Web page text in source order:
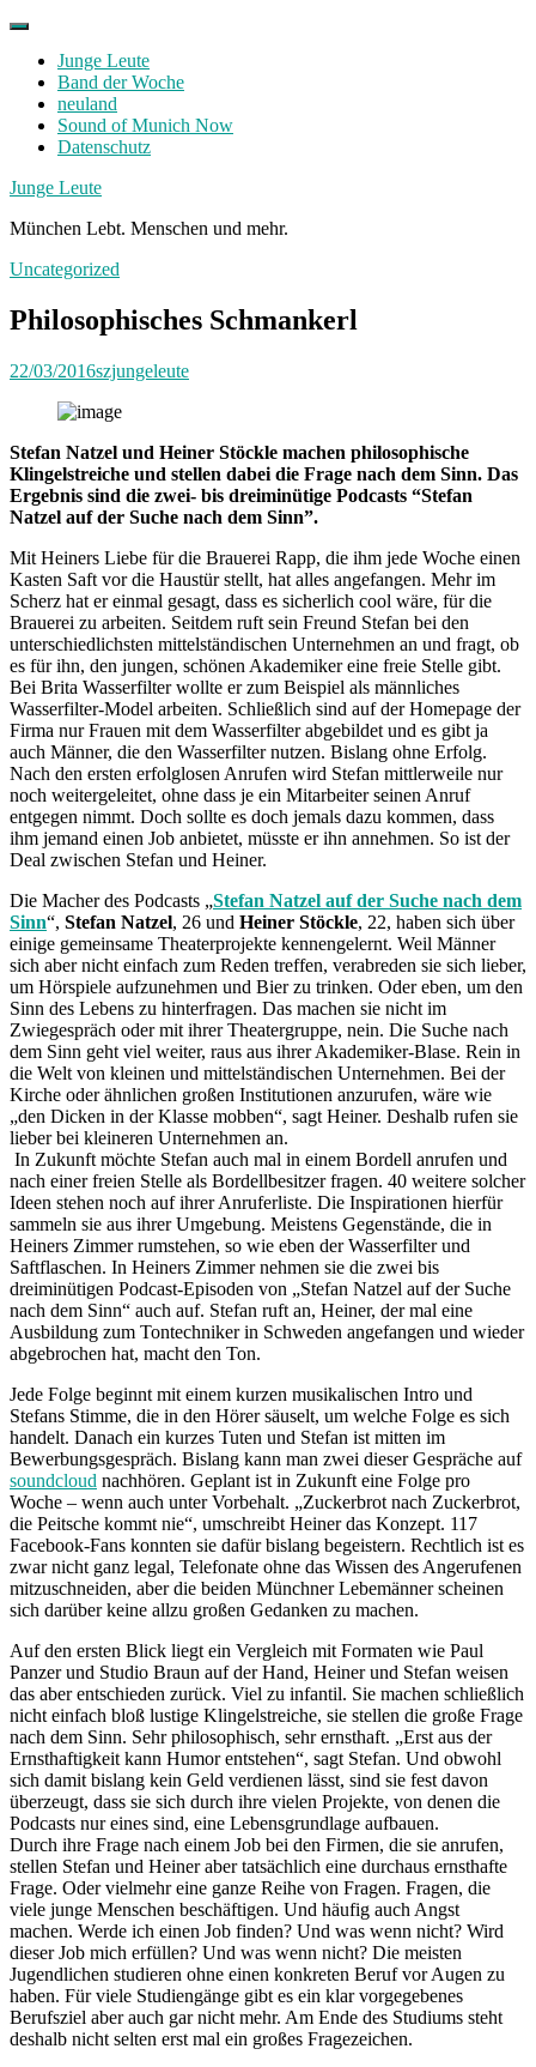
Skip
contentJunge Leute
Band der Woche
neuland
Sound of Munich Now
Datenschutz
Facebook
Twitter
Instagram
Junge Leute
München Lebt. Menschen und mehr.
Uncategorized
Philosophisches Schmankerl
22/03/2016szjungeleute
Stefan Natzel und Heiner Stöckle machen philosophische
Klingelstreiche und stellen dabei die Frage nach dem Sinn. Das
Ergebnis sind die zwei- bis dreiminütige Podcasts “Stefan
Natzel auf der Suche nach dem Sinn”.
Mit Heiners Liebe für die Brauerei Rapp, die ihm jede Woche einen
Kasten Saft vor die Haustür stellt, hat alles angefangen. Mehr im
Scherz hat er einmal gesagt, dass es sicherlich cool wäre, für die
Brauerei zu arbeiten. Seitdem ruft sein Freund Stefan bei den
unterschiedlichsten mittelständischen Unternehmen an und fragt, ob
es für ihn, den jungen, schönen Akademiker eine freie Stelle gibt.
Bei Brita Wasserfilter wollte er zum Beispiel als männliches
Wasserfilter-Model arbeiten. Schließlich sind auf der Homepage der
Firma nur Frauen mit dem Wasserfilter abgebildet und es gibt ja
auch Männer, die den Wasserfilter nutzen. Bislang ohne Erfolg.
Nach den ersten erfolglosen Anrufen wird Stefan mittlerweile nur
noch weitergeleitet, ohne dass je ein Mitarbeiter seinen Anruf
entgegen nimmt. Doch sollte es doch jemals dazu kommen, dass
ihm jemand einen Job anbietet, müsste er ihn annehmen. So ist der
Deal zwischen Stefan und Heiner.
Die Macher des Podcasts „Stefan Natzel auf der Suche nach dem
Sinn“, Stefan Natzel, 26 und Heiner Stöckle, 22, haben sich über
einige gemeinsame Theaterprojekte kennengelernt. Weil Männer
sich aber nicht einfach zum Reden treffen, verabreden sie sich lieber,
um Hörspiele aufzunehmen und Bier zu trinken. Oder eben, um den
Sinn des Lebens zu hinterfragen. Das machen sie nicht im
Zwiegespräch oder mit ihrer Theatergruppe, nein. Die Suche nach
dem Sinn geht viel weiter, raus aus ihrer Akademiker-Blase. Rein in
die Welt von kleinen und mittelständischen Unternehmen. Bei der
Kirche oder ähnlichen großen Institutionen anzurufen, wäre wie
„den Dicken in der Klasse mobben“, sagt Heiner. Deshalb rufen sie
lieber bei kleineren Unternehmen an.
In Zukunft möchte Stefan auch mal in einem Bordell anrufen und
nach einer freien Stelle als Bordellbesitzer fragen. 40 weitere solcher
Ideen stehen noch auf ihrer Anruferliste. Die Inspirationen hierfür
sammeln sie aus ihrer Umgebung. Meistens Gegenstände, die in
Heiners Zimmer rumstehen, so wie eben der Wasserfilter und
Saftflaschen. In Heiners Zimmer nehmen sie die zwei bis
dreiminütigen Podcast-Episoden von „Stefan Natzel auf der Suche
nach dem Sinn“ auch auf. Stefan ruft an, Heiner, der mal eine
Ausbildung zum Tontechniker in Schweden angefangen und wieder
abgebrochen hat, macht den Ton.
Jede Folge beginnt mit einem kurzen musikalischen Intro und
Stefans Stimme, die in den Hörer säuselt, um welche Folge es sich
handelt. Danach ein kurzes Tuten und Stefan ist mitten im
Bewerbungsgespräch. Bislang kann man zwei dieser Gespräche auf
soundcloud nachhören. Geplant ist in Zukunft eine Folge pro
Woche – wenn auch unter Vorbehalt. „Zuckerbrot nach Zuckerbrot,
die Peitsche kommt nie“, umschreibt Heiner das Konzept. 117
Facebook-Fans konnten sie dafür bislang begeistern. Rechtlich ist es
zwar nicht ganz legal, Telefonate ohne das Wissen des Angerufenen
mitzuschneiden, aber die beiden Münchner Lebemänner scheinen
sich darüber keine allzu großen Gedanken zu machen.
Auf den ersten Blick liegt ein Vergleich mit Formaten wie Paul
Panzer und Studio Braun auf der Hand, Heiner und Stefan weisen
das aber entschieden zurück. Viel zu infantil. Sie machen schließlich
nicht einfach bloß lustige Klingelstreiche, sie stellen die große Frage
nach dem Sinn. Sehr philosophisch, sehr ernsthaft. „Erst aus der
Ernsthaftigkeit kann Humor entstehen“, sagt Stefan. Und obwohl
sich damit bislang kein Geld verdienen lässt, sind sie fest davon
überzeugt, dass sie sich durch ihre vielen Projekte, von denen die
Podcasts nur eines sind, eine Lebensgrundlage aufbauen.
Durch ihre Frage nach einem Job bei den Firmen, die sie anrufen,
stellen Stefan und Heiner aber tatsächlich eine durchaus ernsthafte
Frage. Oder vielmehr eine ganze Reihe von Fragen. Fragen, die
viele junge Menschen beschäftigen. Und häufig auch Angst
machen. Werde ich einen Job finden? Und was wenn nicht? Wird
dieser Job mich erfüllen? Und was wenn nicht? Die meisten
Jugendlichen studieren ohne einen konkreten Beruf vor Augen zu
haben. Für viele Studiengänge gibt es ein klar vorgegebenes
Berufsziel aber auch gar nicht mehr. Am Ende des Studiums steht
deshalb nicht selten erst mal ein großes Fragezeichen.